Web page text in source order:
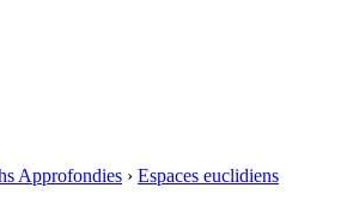
Approfondies › Espaces euclidiens